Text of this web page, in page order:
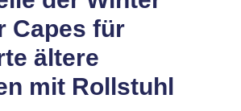
Capes für
ältere
mit Rollstuhl